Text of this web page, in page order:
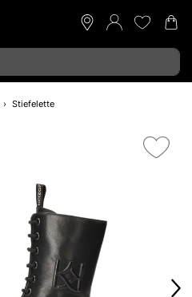
Stiefelette